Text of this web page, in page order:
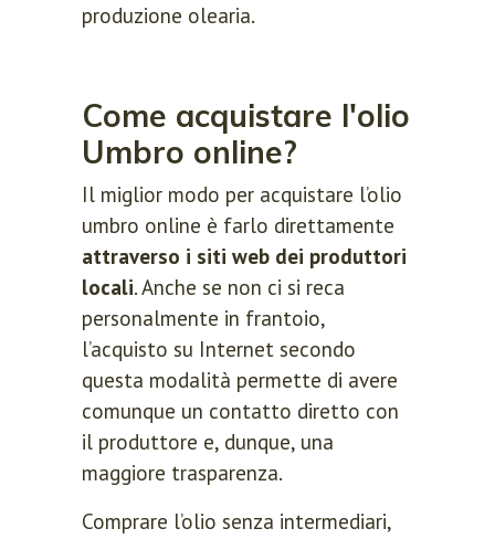
produzione olearia.
Come acquistare l'olio
Umbro online?
Il miglior modo per acquistare l’olio
umbro online è farlo direttamente
attraverso i siti web dei produttori
locali. Anche se non ci si reca
personalmente in frantoio,
l’acquisto su Internet secondo
questa modalità permette di avere
comunque un contatto diretto con
il produttore e, dunque, una
maggiore trasparenza.
Comprare l’olio senza intermediari,